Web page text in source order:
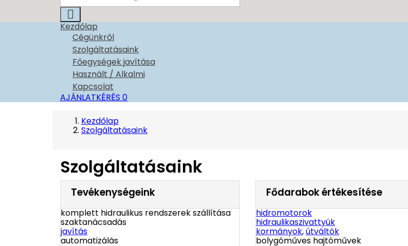

Kezdőlap
Cégünkről
Szolgáltatásaink
Főegységek javítása
Használt / Alkalmi
Kapcsolat
AJÁNLATKÉRÉS 0
Kezdőlap
Szolgáltatásaink
Szolgáltatásaink
Tevékenységeink
komplett hidraulikus rendszerek szállítása
szaktanácsadás
javítás
automatizálás
Fődarabok értékesítése
hidromotorok
hidraulikaszivattyúk
kormányok,útváltók
bolygóműves hajtóművek